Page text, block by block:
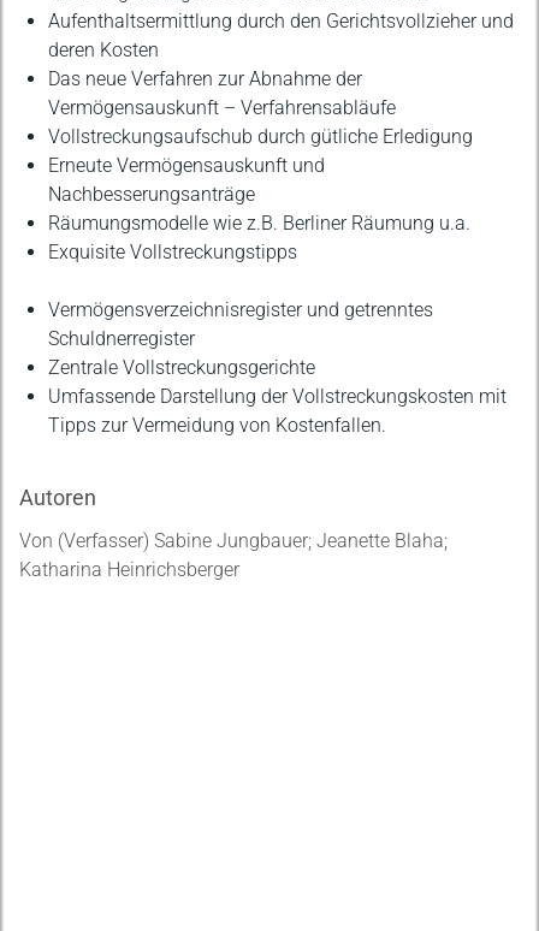
Aufenthaltsermittlung durch den Gerichtsvollzieher und
deren Kosten
Das neue Verfahren zur Abnahme der
Vermögensauskunft – Verfahrensabläufe
Vollstreckungsaufschub durch gütliche Erledigung
Erneute Vermögensauskunft und
Nachbesserungsanträge
Räumungsmodelle wie z.B. Berliner Räumung u.a.
Exquisite Vollstreckungstipps
Vermögensverzeichnisregister und getrenntes
Schuldnerregister
Zentrale Vollstreckungsgerichte
Umfassende Darstellung der Vollstreckungskosten mit
Tipps zur Vermeidung von Kostenfallen.
Autoren
Von (Verfasser) Sabine Jungbauer; Jeanette Blaha;
Katharina Heinrichsberger